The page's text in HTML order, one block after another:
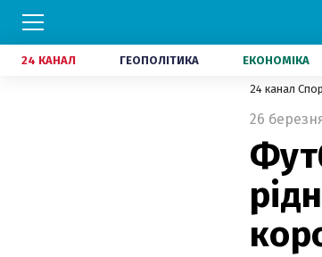
24 КАНАЛ ГЕОПОЛІТИКА ЕКОНОМІКА
24 канал
26